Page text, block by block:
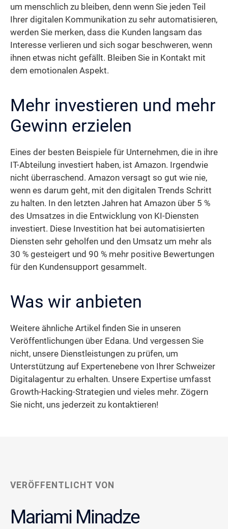
um menschlich zu bleiben, denn wenn Sie jeden Teil
Ihrer digitalen Kommunikation zu sehr automatisieren,
werden Sie merken, dass die Kunden langsam das
Interesse verlieren und sich sogar beschweren, wenn
ihnen etwas nicht gefällt. Bleiben Sie in Kontakt mit
dem emotionalen Aspekt.
Mehr investieren und mehr
Gewinn erzielen
Eines der besten Beispiele für Unternehmen, die in ihre
IT-Abteilung investiert haben, ist Amazon. Irgendwie
nicht überraschend. Amazon versagt so gut wie nie,
wenn es darum geht, mit den digitalen Trends Schritt
zu halten. In den letzten Jahren hat Amazon über 5 %
des Umsatzes in die Entwicklung von KI-Diensten
investiert. Diese Investition hat bei automatisierten
Diensten sehr geholfen und den Umsatz um mehr als
30 % gesteigert und 90 % mehr positive Bewertungen
für den Kundensupport gesammelt.
Was wir anbieten
Weitere ähnliche Artikel finden Sie in unseren
Veröffentlichungen über Edana. Und vergessen Sie
nicht, unsere Dienstleistungen zu prüfen, um
Unterstützung auf Expertenebene von Ihrer Schweizer
Digitalagentur zu erhalten. Unsere Expertise umfasst
Growth-Hacking-Strategien und vieles mehr. Zögern
Sie nicht, uns jederzeit zu kontaktieren!
VERÖFFENTLICHT VON
Mariami Minadze